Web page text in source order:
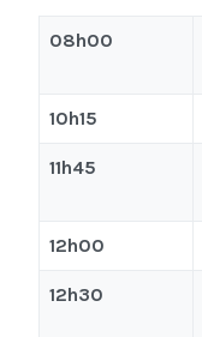
08h00
10h15
11h45
12h00
12h30